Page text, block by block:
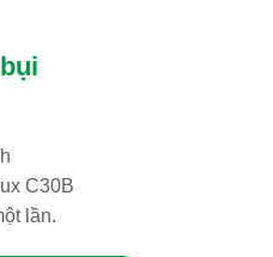
C30B
lần.